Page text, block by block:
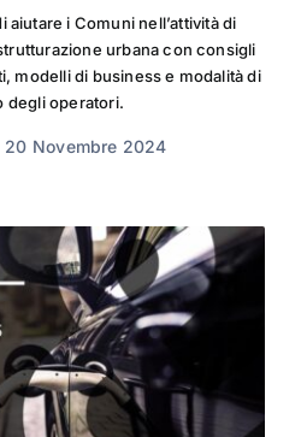
aiutare i Comuni nell’attività di
urbana con consigli
modelli di business e modalità di
degli operatori.
Novembre 2024